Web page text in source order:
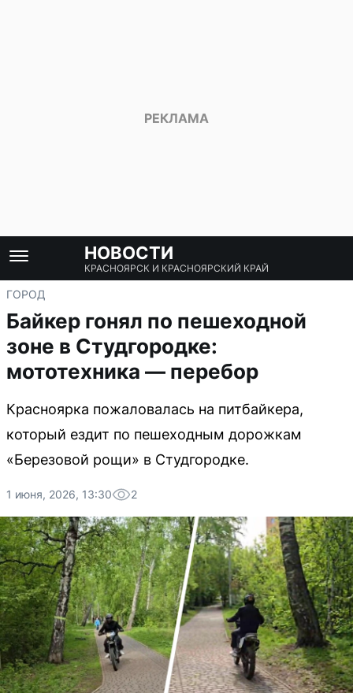
НОВОСТИ
КРАСНОЯРСК И КРАСНОЯРСКИЙ КРАЙ
ГОРОД
Байкер гонял по пешеходной
зоне в Студгородке:
мототехника — перебор
Красноярка пожаловалась на питбайкера,
который ездит по пешеходным дорожкам
«Березовой рощи» в Студгородке.
1 июня, 2026, 13:30 2